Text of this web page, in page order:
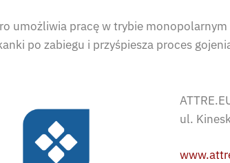
umożliwia pracę w trybie
po zabiegu i przyśpiesza proces
ul.